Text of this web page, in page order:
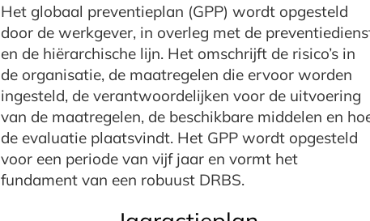
Het globaal preventieplan (GPP) wordt opgesteld
door de werkgever, in overleg met de
en de hiërarchische lijn. Het omschrijft de risico’s in
de organisatie, de maatregelen die ervoor worden
ingesteld, de verantwoordelijken voor de uitvoering
van de maatregelen, de beschikbare middelen en
de evaluatie plaatsvindt. Het GPP wordt opgesteld
voor een periode van vijf jaar en vormt het
fundament van een robuust DRBS.